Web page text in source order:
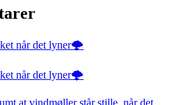
når det lyner🌩️
når det lyner🌩️
at vindmøller står stille, når det